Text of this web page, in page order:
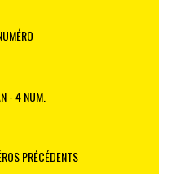
- 4 NUM.
PRÉCÉDENTS